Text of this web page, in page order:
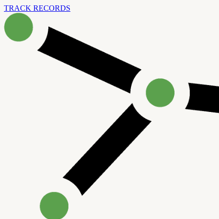
TRACK RECORDS